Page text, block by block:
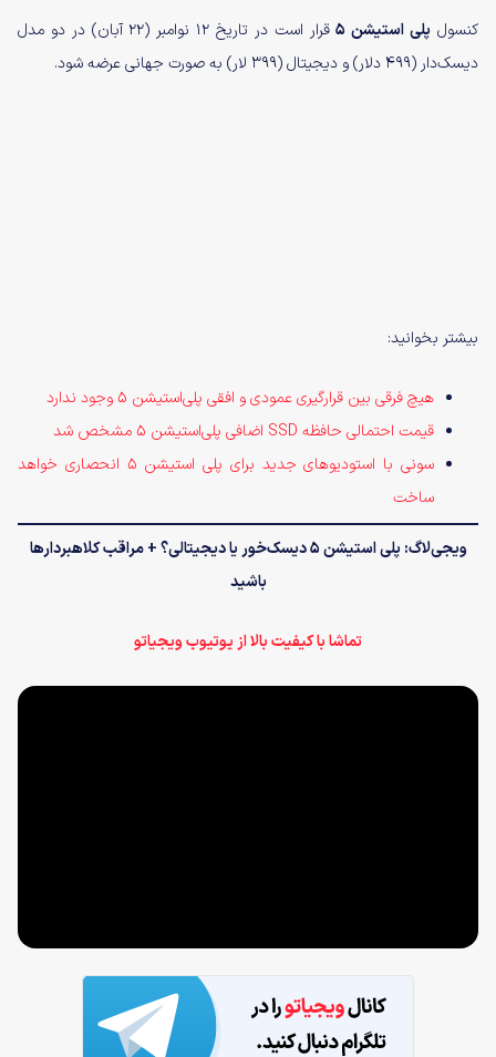
کنسول پلی استیشن 5‌
قرار است در تاریخ ۱۲ نوامبر (۲۲ آبان) در دو مدل
دیسک‌دار (۴۹۹ دلار) و دیجیتال (۳۹۹ لار) به صورت جهانی عرضه شود.
بیشتر بخوانید:
هیچ فرقی بین قرارگیری عمودی و افقی پلی‌استیشن 5 وجود ندارد
قیمت احتمالی حافظه SSD اضافی پلی‌استیشن 5 مشخص شد
سونی با استودیوهای جدید برای پلی استیشن 5 انحصاری خواهد
ساخت
ویجی‌لاگ: پلی استیشن 5 دیسک‌خور یا دیجیتالی؟ + مراقب کلاهبردارها
باشید
تماشا با کیفیت بالا از یوتیوب ویجیاتو